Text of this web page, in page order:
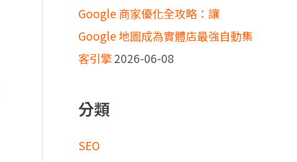
Google 商家優化全攻略：讓
Google 地圖成為實體店最強自動集
客引擎2026-06-08
分類
SEO